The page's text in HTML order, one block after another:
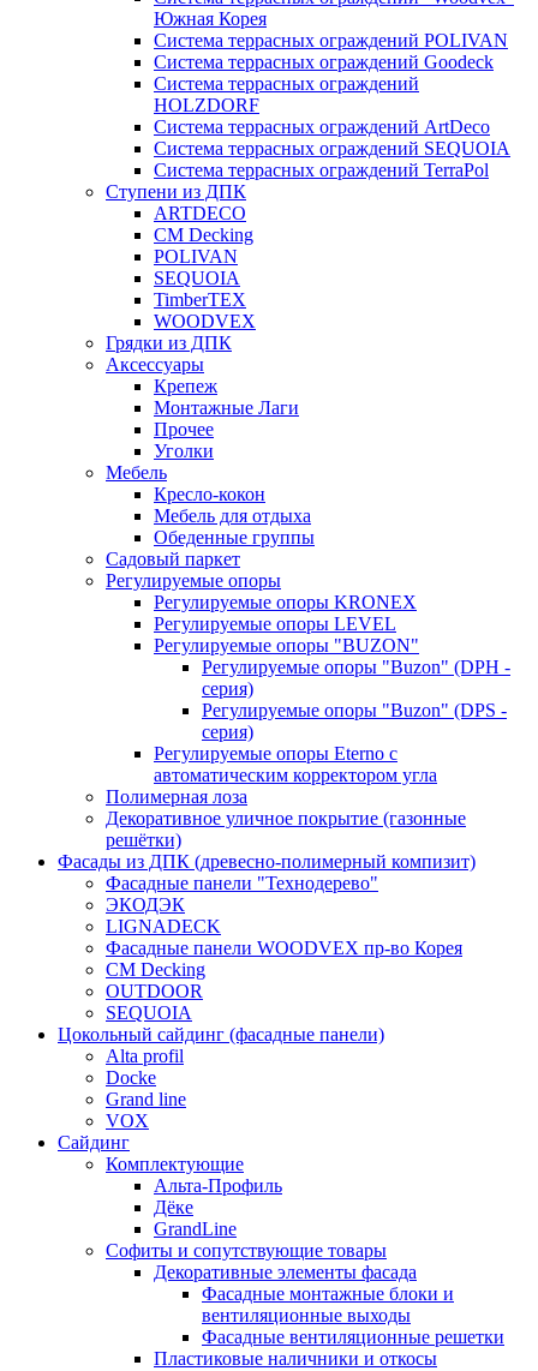
Южная Корея
Система террасных ограждений POLIVAN
Система террасных ограждений Goodeck
Система террасных ограждений
HOLZDORF
Система террасных ограждений ArtDeco
Система террасных ограждений SEQUOIA
Система террасных ограждений TerraPol
Ступени из ДПК
ARTDECO
CM Decking
POLIVAN
SEQUOIA
TimberTEX
WOODVEX
Грядки из ДПК
Аксессуары
Крепеж
Монтажные Лаги
Прочее
Уголки
Мебель
Кресло-кокон
Мебель для отдыха
Обеденные группы
Садовый паркет
Регулируемые опоры
Регулируемые опоры KRONEX
Регулируемые опоры LEVEL
Регулируемые опоры "BUZON"
Регулируемые опоры "Buzon" (DPH -
серия)
Регулируемые опоры "Buzon" (DPS -
серия)
Регулируемые опоры Eterno с
автоматическим корректором угла
Полимерная лоза
Декоративное уличное покрытие (газонные
решётки)
Фасады из ДПК (древесно-полимерный компизит)
Фасадные панели "Технодерево"
ЭКОДЭК
LIGNADECK
Фасадные панели WOODVEX пр-во Корея
CM Decking
OUTDOOR
SEQUOIA
Цокольный сайдинг (фасадные панели)
Alta profil
Docke
Grand line
VOX
Сайдинг
Комплектующие
Альта-Профиль
Дёке
GrandLine
Софиты и сопутствующие товары
Декоративные элементы фасада
Фасадные монтажные блоки и
вентиляционные выходы
Фасадные вентиляционные решетки
Пластиковые наличники и откосы